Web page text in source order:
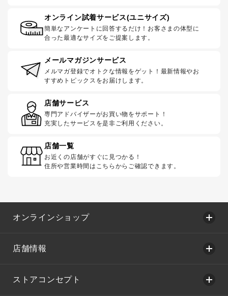
オンライン試着サービス(ユニサイズ)
簡単なアンケートに回答するだけ！お客さまの体型に
合った最適なサイズをご提案します。
メールマガジンサービス
メルマガ登録でオトクな情報をゲット！最新情報やお
すすめトピックスをお届けします。
店舗サービス
専門アドバイザーがお買い物をサポート！
充実したサービスを是非ご利用ください。
店舗一覧
お近くの店舗がすぐに見つかる！
住所や営業時間はこちらからご確認できます。
オンラインショップ
店舗情報
ストアコンセプト